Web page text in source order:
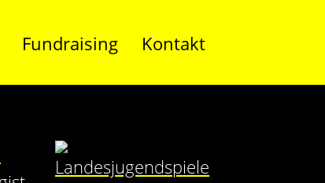
Fundraising Kontakt